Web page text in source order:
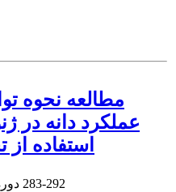
مطالعه نحوه
عملکرد دانه در
استفاده
283-292